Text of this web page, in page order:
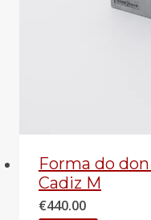
Forma do
Cadiz M
€440.00